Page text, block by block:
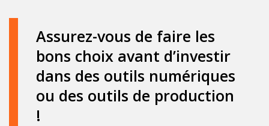
Assurez-vous de faire les
bons choix avant d’investir
dans des outils numériques
ou des outils de production
!